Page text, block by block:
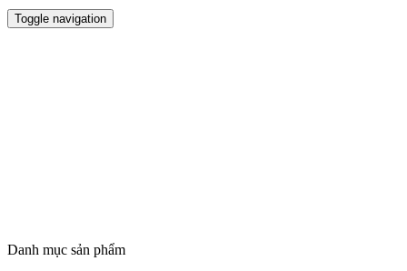
Toggle navigation
Danh mục sản phẩm